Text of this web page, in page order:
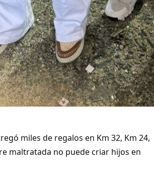
miles de regalos en Km 32, Km 24,
maltratada no puede criar hijos en